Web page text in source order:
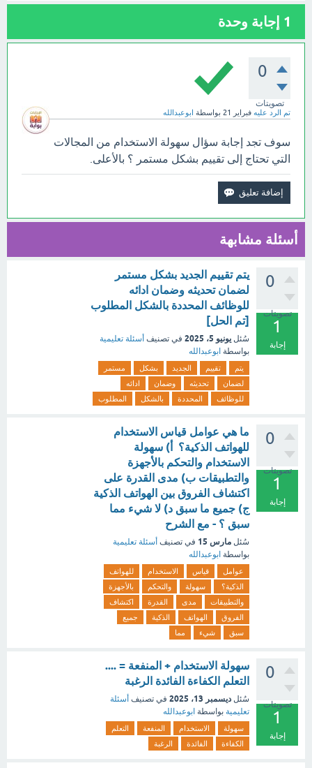
1 إجابة وحدة
0
تصويتات
تم الرد عليه فبراير 21 بواسطة ابوعبدالله
سوف تجد إجابة سؤال سهولة الاستخدام من المجالات
التي تحتاج إلى تقييم بشكل مستمر ؟ بالأعلى.
أسئلة مشابهة
0
تصويتات
1
إجابة
يتم تقييم الجديد بشكل مستمر
لضمان تحديثه وضمان ادائه
للوظائف المحددة بالشكل المطلوب
[تم الحل]
سُئل يونيو 5، 2025 في تصنيف أسئلة تعليمية
بواسطة ابوعبدالله
يتم تقييم الجديد بشكل
مستمر
لضمان
تحديثه وضمان
ادائه
للوظائف
المحددة بالشكل المطلوب
0
تصويتات
1
إجابة
ما هي عوامل قياس الاستخدام
للهواتف الذكية؟ أ) سهولة
الاستخدام والتحكم بالأجهزة
والتطبيقات ب) مدى القدرة على
اكتشاف الفروق بين الهواتف الذكية
ج) جميع ما سبق د) لا شيء مما
سبق ؟ - مع الشرح
سُئل مارس 15 في تصنيف أسئلة تعليمية
بواسطة ابوعبدالله
عوامل قياس الاستخدام
للهواتف
الذكية؟
سهولة والتحكم
بالأجهزة
والتطبيقات
مدى القدرة
اكتشاف
الفروق
الهواتف الذكية
جميع
سبق
شيء مما
0
تصويتات
1
إجابة
سهولة الاستخدام + المنفعة = ....
التعلم الكفاءة الفائدة الرغبة
سُئل ديسمبر 13، 2025 في تصنيف أسئلة
تعليمية بواسطة ابوعبدالله
سهولة الاستخدام المنفعة
التعلم
الكفاءة
الفائدة الرغبة